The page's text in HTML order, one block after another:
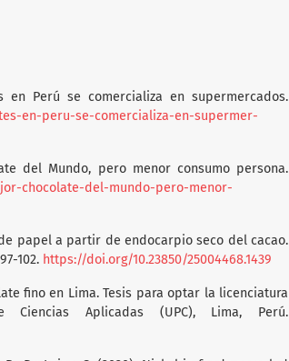
en Perú se comercializa en supermercados.
en-peru-se-comercializa-en-supermer-
del Mundo, pero menor consumo persona.
chocolate-del-mundo-pero-menor-
de papel a partir de endocarpio seco del cacao.
102. https://doi.org/10.23850/25004468.1439
fino en Lima. Tesis para optar la licenciatura
Ciencias Aplicadas (UPC), Lima, Perú.